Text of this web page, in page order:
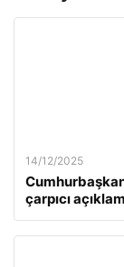
14/12/2025
çarpıcı